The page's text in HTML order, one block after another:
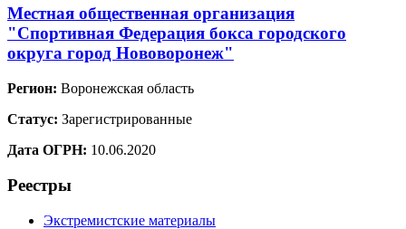
Местная общественная организация
"Спортивная Федерация бокса городского
округа город Нововоронеж"
Регион: Воронежская область
Статус: Зарегистрированные
Дата ОГРН: 10.06.2020
Реестры
Экстремистские материалы